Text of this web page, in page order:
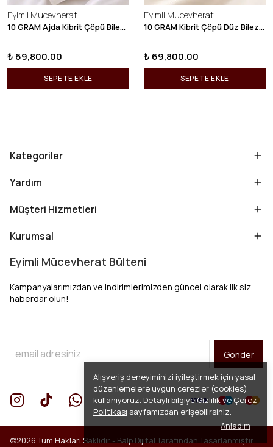
Alışveriş deneyiminizi iyileştirmek için yasal
düzenlemelere uygun çerezler (cookies)
kullanıyoruz. Detaylı bilgiyeGizlilik ve Çerez
Politikası sayfamızdan erişebilirsiniz.
Anladım
Eyimli Mucevherat
10 GRAM Ajda Kibrit Çöpü Bilezik 22 Ayar 22BLZ003
₺ 69,800.00
SEPETE EKLE
Eyimli Mucevherat
10 GRAM Kibrit Çöpü Düz Bilezik 22 Ayar 22BLZ001
₺ 69,800.00
SEPETE EKLE
Kategoriler
Yardım
Müşteri Hizmetleri
Kurumsal
Eyimli Mücevherat Bülteni
Kampanyalarımızdan ve indirimlerimizden güncel olarak ilk siz
haberdar olun!
Gönder
©2026 Tüm Hakları Saklıdır - Balp Dijital Tarafından Tasarlanmıştır